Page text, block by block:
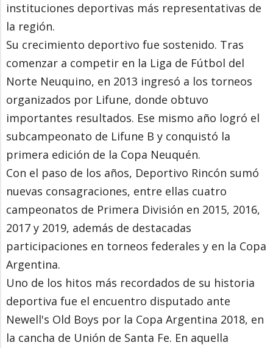
instituciones deportivas más representativas de
la región.
Su crecimiento deportivo fue sostenido. Tras
comenzar a competir en la Liga de Fútbol del
Norte Neuquino, en 2013 ingresó a los torneos
organizados por Lifune, donde obtuvo
importantes resultados. Ese mismo año logró el
subcampeonato de Lifune B y conquistó la
primera edición de la Copa Neuquén.
Con el paso de los años, Deportivo Rincón sumó
nuevas consagraciones, entre ellas cuatro
campeonatos de Primera División en 2015, 2016,
2017 y 2019, además de destacadas
participaciones en torneos federales y en la Copa
Argentina.
Uno de los hitos más recordados de su historia
deportiva fue el encuentro disputado ante
Newell's Old Boys por la Copa Argentina 2018, en
la cancha de Unión de Santa Fe. En aquella